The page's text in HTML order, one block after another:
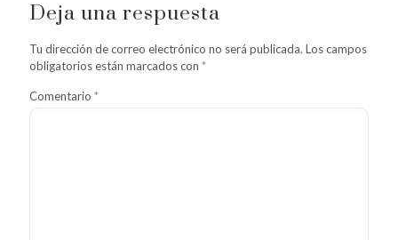
Deja una respuesta
Tu dirección de correo electrónico no será publicada. Los campos
obligatorios están marcados con *
Comentario *